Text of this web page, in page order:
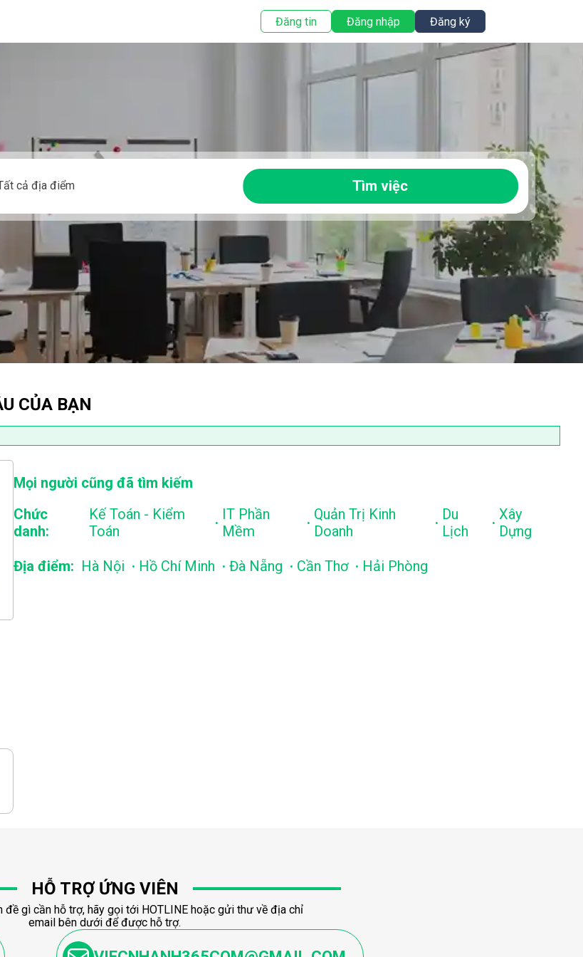
Đăng tin Đăng nhập Đăng ký
cả địa điểm Tìm việc
CỦA BẠN
Mọi người cũng đã tìm kiếm
Chức
danh:
Kế Toán - Kiểm
Toán
. IT Phần
Mềm
. Quản Trị Kinh
Doanh
. Du
Lịch
. Xây
Dựng
Địa điểm: Hà Nội . Hồ Chí Minh . Đà Nẵng . Cần Thơ . Hải Phòng
HỖ TRỢ ỨNG VIÊN
đề gì cần hỗ trợ, hãy gọi tới HOTLINE hoặc gửi thư về địa chỉ
email bên dưới để được hỗ trợ.